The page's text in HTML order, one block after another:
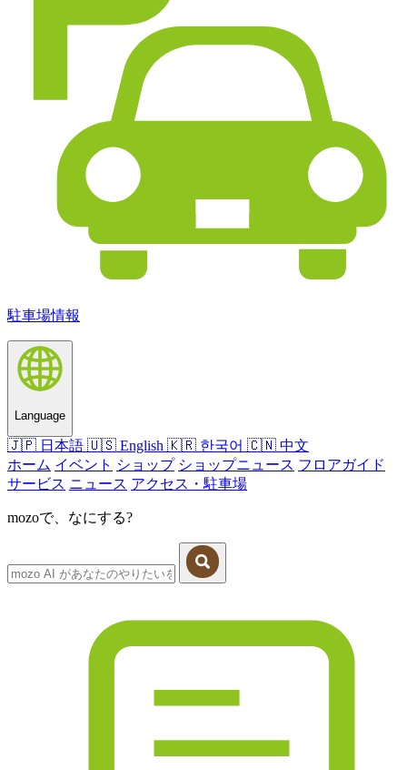
駐車場情報
Language
🇯🇵 日本語 🇺🇸 English 🇰🇷 한국어 🇨🇳 中文
ホーム イベント ショップ ショップニュース フロアガイド
サービス ニュース アクセス・駐車場
mozoで、なにする?